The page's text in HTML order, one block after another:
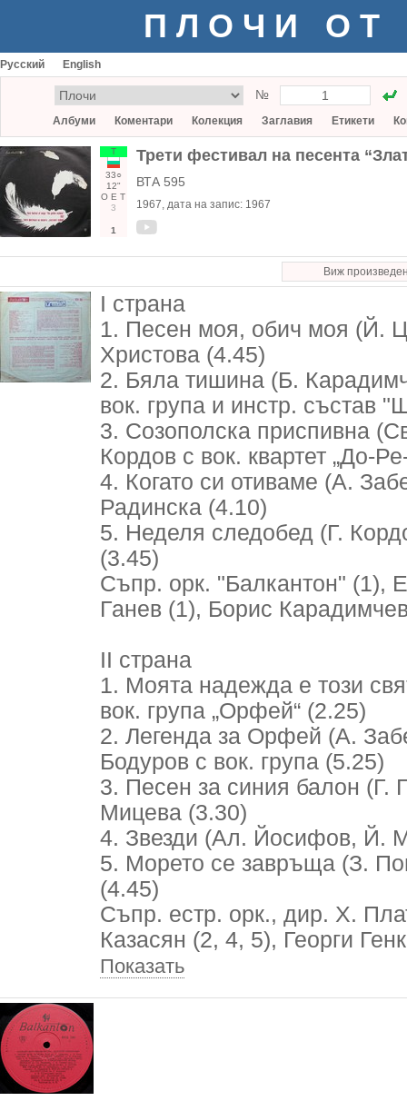
ПЛОЧИ ОТ
Русский English
№
Албуми Коментари Колекция Заглавия Етикети
Т
33○
12"
О Е Т
3
1
Трети фестивал на песента
ВТА 595
1967, дата на запис: 1967
Виж
I страна
1. Песен моя, обич моя (Й.
Христова (4.45)
2. Бяла тишина (Б.
вок. група и инстр. състав
3. Созополска приспивна
Кордов с вок. квартет „До-
4. Когато си отиваме (А.
Радинска (4.10)
5. Неделя следобед (Г.
(3.45)
Съпр. орк. "Балкантон" (1),
Ганев (1), Борис
II страна
1. Моята надежда е този
вок. група „Орфей“ (2.25)
2. Легенда за Орфей (А.
Бодуров с вок. група (5.25)
3. Песен за синия балон
Мицева (3.30)
4. Звезди (Ал. Йосифов, Й.
5. Морето се завръща (З.
(4.45)
Съпр. естр. орк., дир. Х.
Казасян (2, 4, 5), Георги
Показать